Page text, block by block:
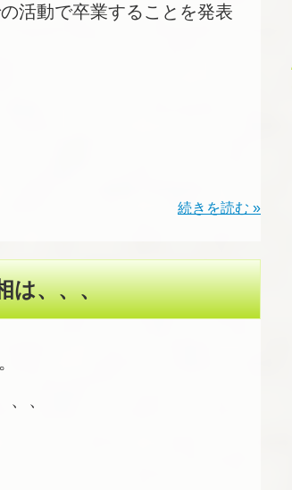
活動で卒業することを発表
続きを読む »
は、、、
、、